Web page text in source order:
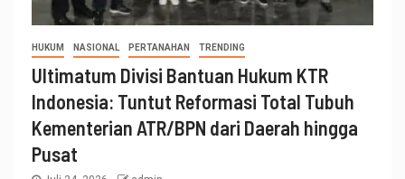
HUKUM NASIONAL PERTANAHAN TRENDING
Ultimatum Divisi Bantuan Hukum KTR
Indonesia: Tuntut Reformasi Total Tubuh
Kementerian ATR/BPN dari Daerah hingga
Pusat